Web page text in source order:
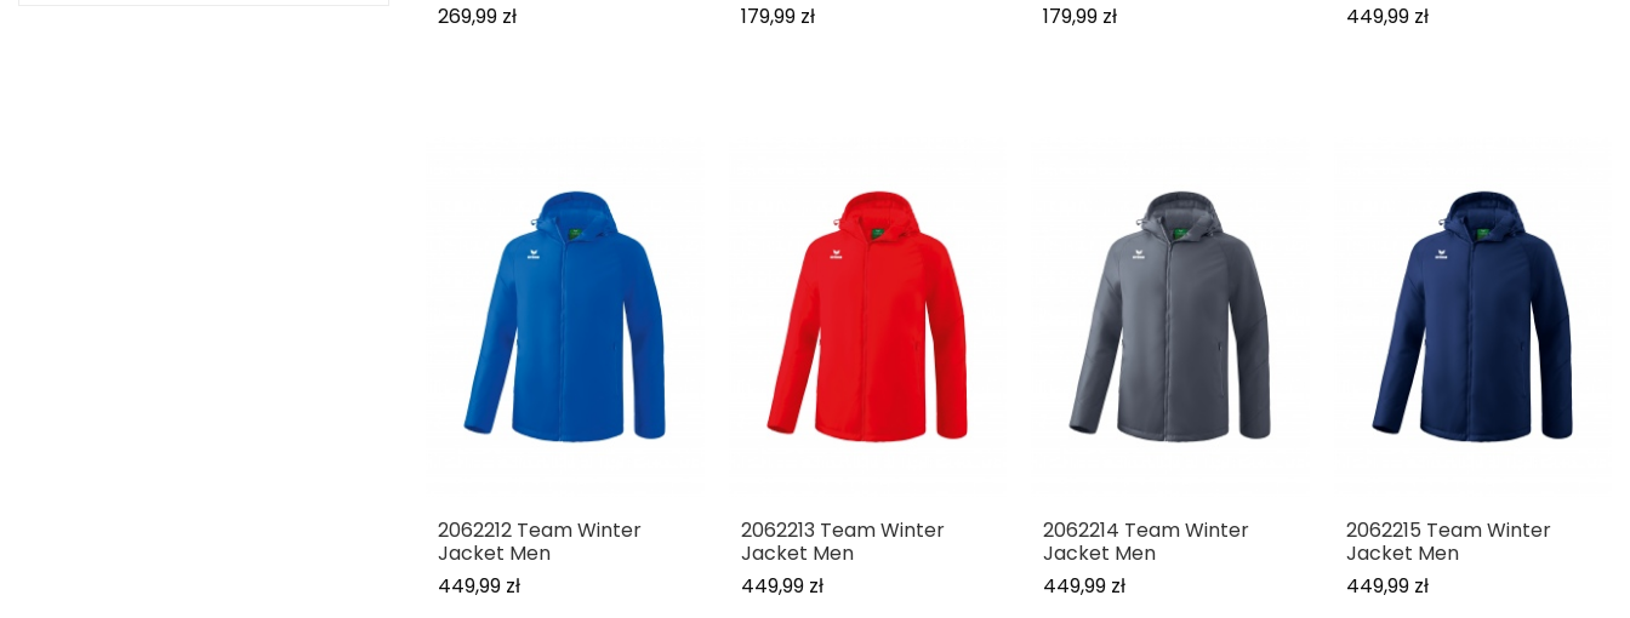
269,99 zł
179,99 zł
179,99 zł
449,99 zł
2062212 Team Winter
Jacket Men
449,99 zł
2062213 Team Winter
Jacket Men
449,99 zł
2062214 Team Winter
Jacket Men
449,99 zł
2062215 Team Winter
Jacket Men
449,99 zł